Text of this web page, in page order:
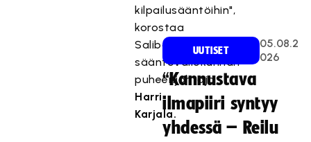
kilpailusääntöihin",
korostaa
Salibandyliiton
sääntövaliokunnan
puheenjohtaja
Harri
Karjala.
UUTISET
05.08.2
026
“Kannustava
ilmapiiri syntyy
yhdessä – Reilu